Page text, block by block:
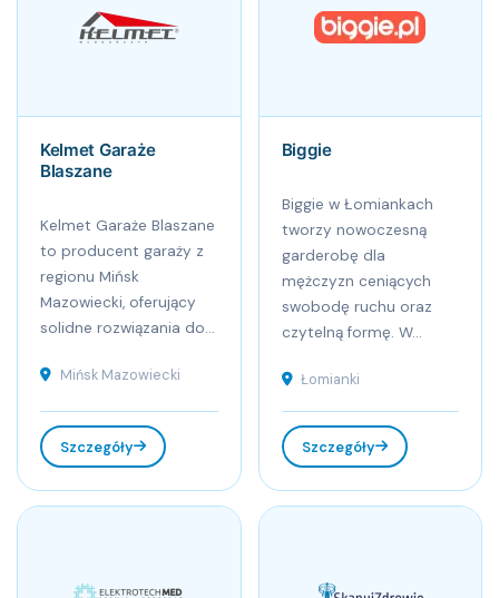
Kelmet Garaże
Blaszane
Kelmet Garaże Blaszane
to producent garaży z
regionu Mińsk
Mazowiecki, oferujący
solidne rozwiązania do...
Mińsk Mazowiecki
Szczegóły
Biggie
Biggie w Łomiankach
tworzy nowoczesną
garderobę dla
mężczyzn ceniących
swobodę ruchu oraz
czytelną formę. W...
Łomianki
Szczegóły